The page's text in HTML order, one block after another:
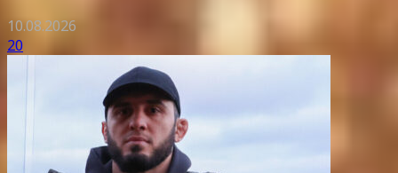
10.08.2026
20